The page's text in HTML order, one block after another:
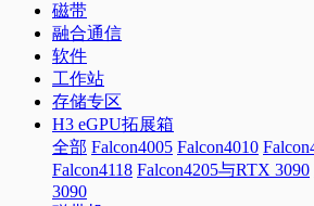
磁带
融合通信
软件
工作站
存储专区
H3 eGPU拓展箱
全部 Falcon4005 Falcon4010
Falcon4118 Falcon4205与RTX 3090
3090